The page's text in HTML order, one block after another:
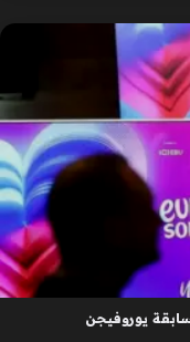
يوروفيجن